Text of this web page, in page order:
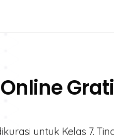
untuk Kelas 7.